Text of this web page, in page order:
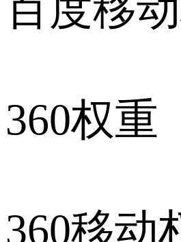
360权重
360移动